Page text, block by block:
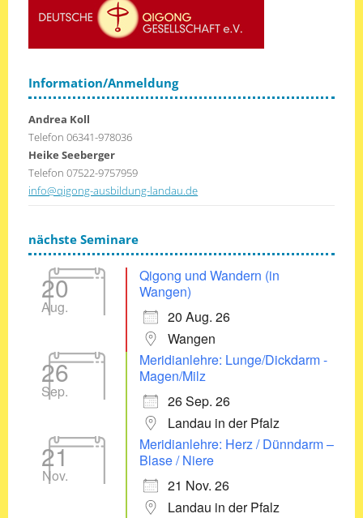
Information/Anmeldung
Andrea Koll
Telefon 06341-978036
Heike Seeberger
Telefon 07522-9757959
info@qigong-ausbildung-landau.de
nächste Seminare
20
Aug.
Qigong und Wandern (in
Wangen)
20 Aug. 26
Wangen
26
Sep.
Meridianlehre: Lunge/Dickdarm -
Magen/Milz
26 Sep. 26
Landau in der Pfalz
21
Nov.
Meridianlehre: Herz / Dünndarm –
Blase / Niere
21 Nov. 26
Landau in der Pfalz